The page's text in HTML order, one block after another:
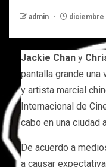
admin diciembre
Jackie Chan y
pantalla grande
y artista marcial
Internacional de
cabo en una ciudad
De acuerdo a
a causar